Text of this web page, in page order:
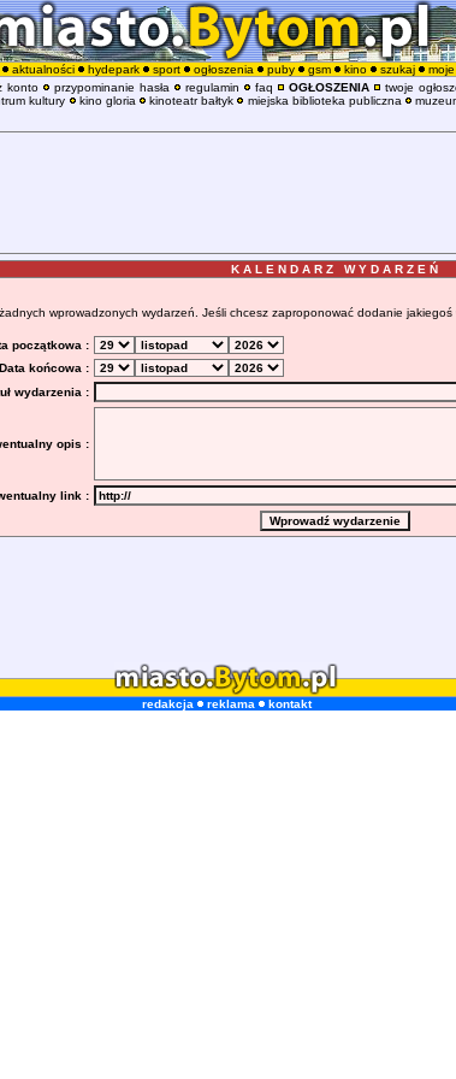
aktualności hydepark sport ogłoszenia puby gsm kino szukaj
konto przypominanie hasła regulamin faq OGŁOSZENIA twoje
kultury kino gloria kinoteatr bałtyk miejska biblioteka publiczna
K A L E N D A R Z W Y D A R Z E Ń
wprowadzonych wydarzeń. Jeśli chcesz zaproponować dodanie jakiegoś
początkowa :
Data końcowa :
wydarzenia :
opis :
link :
redakcja reklama kontakt